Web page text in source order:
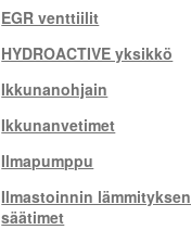
EGR venttiilit
HYDROACTIVE yksikkö
Ikkunanohjain
Ikkunanvetimet
Ilmapumppu
Ilmastoinnin lämmityksen
säätimet